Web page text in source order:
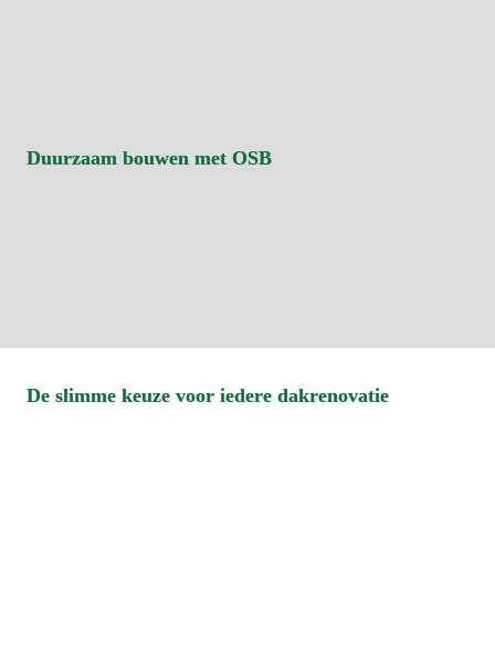
Duurzaam bouwen met OSB
De slimme keuze voor iedere dakrenovatie